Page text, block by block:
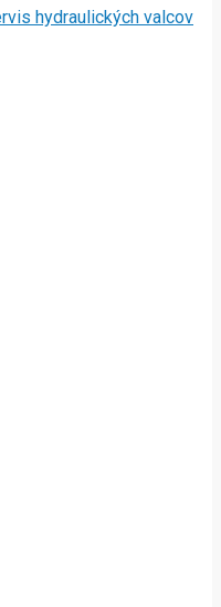
hydraulických valcov